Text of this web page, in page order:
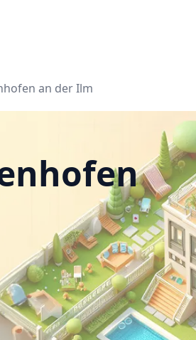
an der Ilm